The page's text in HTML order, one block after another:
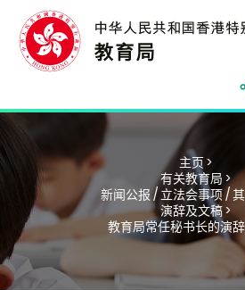
主页 >
有关教育局 >
新闻公报 / 立法会事项 /
演辞及文稿 >
教育局常任秘书长的演